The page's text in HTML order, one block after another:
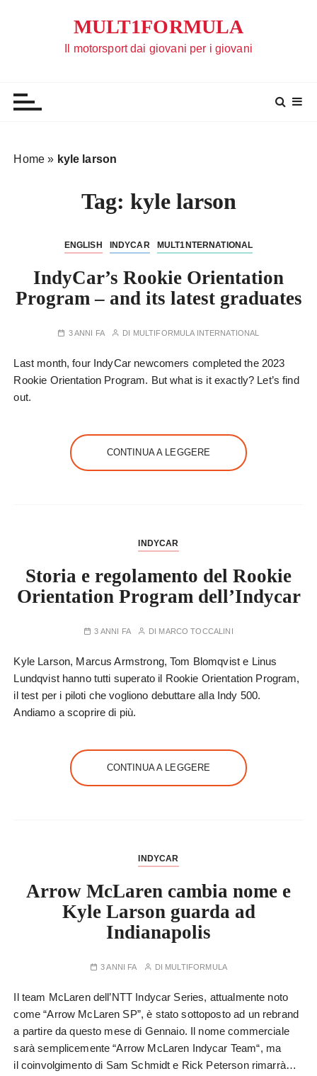
MULT1FORMULA
Il motorsport dai giovani per i giovani
Home » kyle larson
Tag: kyle larson
ENGLISH INDYCAR MULT1NTERNATIONAL
IndyCar’s Rookie Orientation
Program – and its latest graduates
3 ANNI FA DI MULTIFORMULA INTERNATIONAL
Last month, four IndyCar newcomers completed the 2023
Rookie Orientation Program. But what is it exactly? Let’s find
out.
CONTINUA A LEGGERE
INDYCAR
Storia e regolamento del Rookie
Orientation Program dell’Indycar
3 ANNI FA DI MARCO TOCCALINI
Kyle Larson, Marcus Armstrong, Tom Blomqvist e Linus
Lundqvist hanno tutti superato il Rookie Orientation Program,
il test per i piloti che vogliono debuttare alla Indy 500.
Andiamo a scoprire di più.
CONTINUA A LEGGERE
INDYCAR
Arrow McLaren cambia nome e
Kyle Larson guarda ad
Indianapolis
3 ANNI FA DI MULTIFORMULA
Il team McLaren dell’NTT Indycar Series, attualmente noto
come “Arrow McLaren SP”, è stato sottoposto ad un rebrand
a partire da questo mese di Gennaio. Il nome commerciale
sarà semplicemente “Arrow McLaren Indycar Team“, ma
il coinvolgimento di Sam Schmidt e Rick Peterson rimarrà…